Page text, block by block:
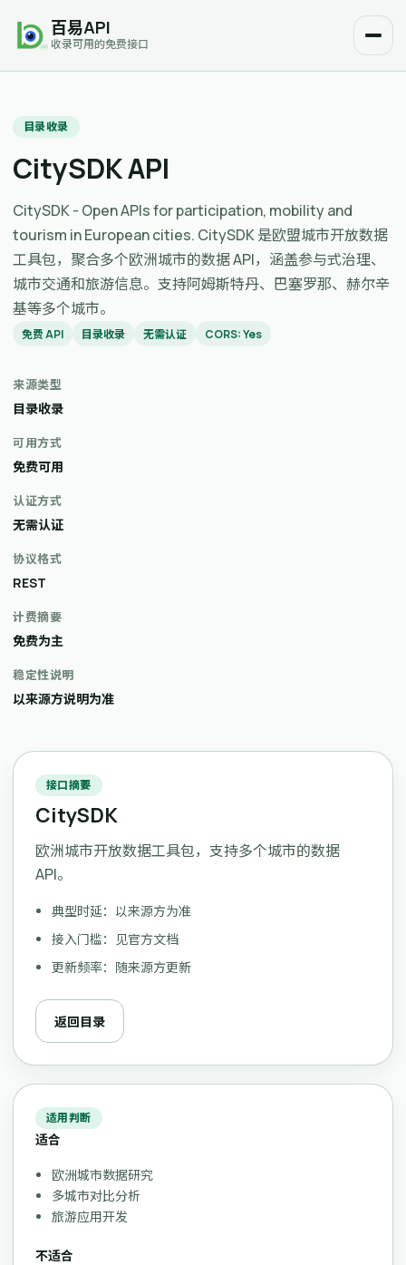
百易API
收录可用的免费接口
目录收录
CitySDK API
CitySDK - Open APIs for participation, mobility and
tourism in European cities. CitySDK 是欧盟城市开放数据
工具包，聚合多个欧洲城市的数据 API，涵盖参与式治理、
城市交通和旅游信息。支持阿姆斯特丹、巴塞罗那、赫尔辛
基等多个城市。
免费 API 目录收录 无需认证 CORS: Yes
来源类型
目录收录
可用方式
免费可用
认证方式
无需认证
协议格式
REST
计费摘要
免费为主
稳定性说明
以来源方说明为准
接口摘要
CitySDK
欧洲城市开放数据工具包，支持多个城市的数据
API。
典型时延：以来源方为准
接入门槛：见官方文档
更新频率：随来源方更新
返回目录
适用判断
适合
欧洲城市数据研究
多城市对比分析
旅游应用开发
不适合